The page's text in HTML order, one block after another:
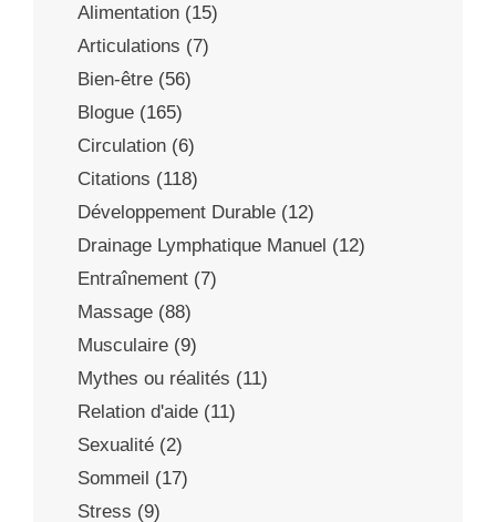
Alimentation (15)
Articulations (7)
Bien-être (56)
Blogue (165)
Circulation (6)
Citations (118)
Développement Durable (12)
Drainage Lymphatique Manuel (12)
Entraînement (7)
Massage (88)
Musculaire (9)
Mythes ou réalités (11)
Relation d'aide (11)
Sexualité (2)
Sommeil (17)
Stress (9)